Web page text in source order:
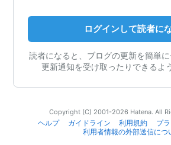
ログインして読者に
読者になると、ブログの更新を簡単に
更新通知を受け取ったりできるよ
Copyright (C) 2001-2026 Hatena. All
ヘルプ
ガイドライン 利用規約
プ
利用者情報の外部送信につ